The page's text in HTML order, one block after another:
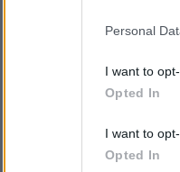
Personal
I want to
Opted In
I want to
Opted In